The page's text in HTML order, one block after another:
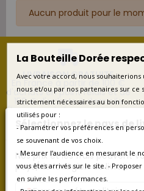
Sélectionnez le pays de
Nos prix et les frais peuvent
pays/de la région de livraison.
Aucun produit pour le
LIVRAISON GRATUITE
En France à partir de 100 €
d'achats en point relais et de
150 € d'achats à domicile
(hors grands formats à partir
de 3 litres et hors caisses
bois)
RETOURS FACILES
La Bouteille Dorée
Avec votre accord, nous
nous et/ou par nos partenaires sur ce
strictement nécessaires au bon
utilisés pour :
- Paramétrer vos préférences en
se souvenant de vos choix.
- Mesurer l’audience en mesurant le
vous êtes arrivés sur le site. -
en suivre les performances.